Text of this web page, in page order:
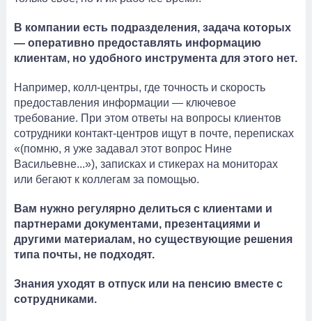
В компании есть подразделения, задача которых
— оперативно предоставлять информацию
клиентам, но удобного инструмента для этого нет.
Например, колл-центры, где точность и скорость
предоставления информации — ключевое
требование. При этом ответы на вопросы клиентов
сотрудники контакт-центров ищут в почте, переписках
«(помню, я уже задавал этот вопрос Нине
Васильевне...»), записках и стикерах на мониторах
или бегают к коллегам за помощью.
Вам нужно регулярно делиться с клиентами и
партнерами документами, презентациями и
другими материалам, но существующие решения
типа почты, не подходят.
Знания уходят в отпуск или на пенсию вместе с
сотрудниками.